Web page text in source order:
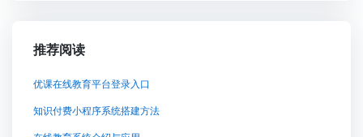
推荐阅读
优课在线教育平台登录入口
知识付费小程序系统搭建方法